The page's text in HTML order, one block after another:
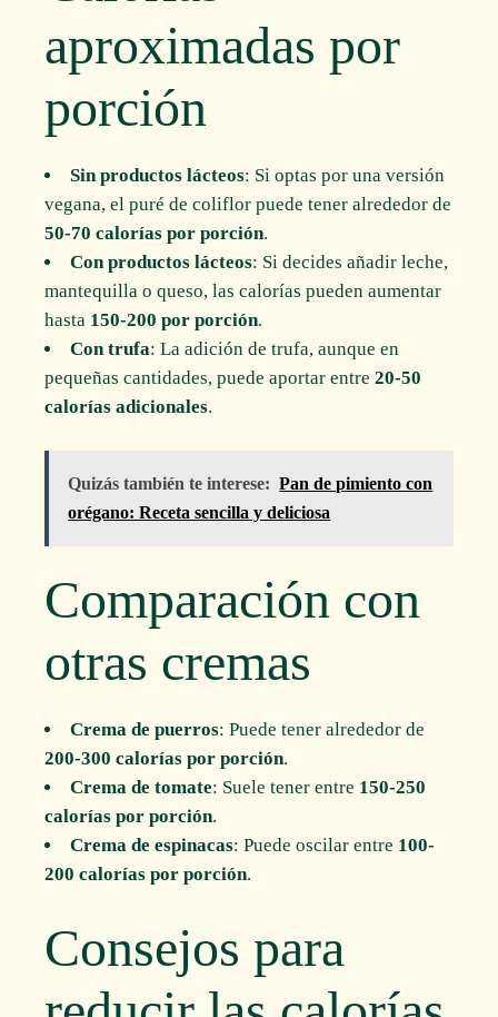
aproximadas por
porción
Sin productos lácteos: Si optas por una versión
vegana, el puré de coliflor puede tener alrededor de
50-70 calorías por porción.
Con productos lácteos: Si decides añadir leche,
mantequilla o queso, las calorías pueden aumentar
hasta 150-200 por porción.
Con trufa: La adición de trufa, aunque en
pequeñas cantidades, puede aportar entre20-50
calorías adicionales.
Quizás también te interese: Pan de pimiento con
orégano: Receta sencilla y deliciosa
Comparación con
otras cremas
Crema de puerros: Puede tener alrededor de
200-300 calorías por porción.
Crema de tomate: Suele tener entre 150-250
calorías por porción.
Crema de espinacas: Puede oscilar entre 100-
200 calorías por porción.
Consejos para